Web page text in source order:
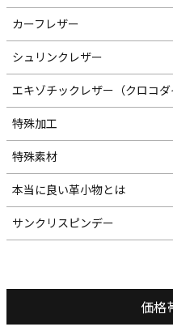
カーフレザー
シュリンクレザー
エキゾチックレザー（クロコダ
特殊加工
特殊素材
本当に良い革小物とは
サンクリスピンデー
価格